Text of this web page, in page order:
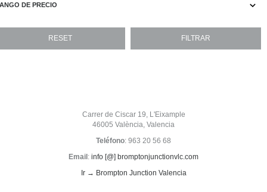
DE PRECIO
Carrer de Ciscar 19, L'Eixample
46005 València, Valencia
Teléfono: 963 20 56 68
Email: info [@] bromptonjunctionvlc.com
Ir → Brompton Junction Valencia